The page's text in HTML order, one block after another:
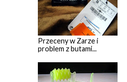
Przeceny w Zarze i
problem z butami...